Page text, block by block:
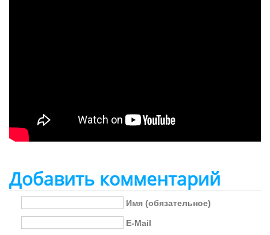
Добавить комментарий
Имя (обязательное)
E-Mail